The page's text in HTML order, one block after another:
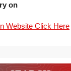
on
Website Click Here